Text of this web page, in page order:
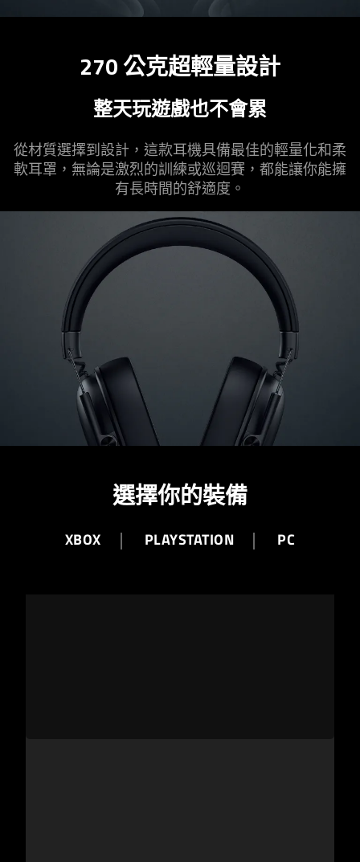
270 公克超輕量設計
整天玩遊戲也不會累
從材質選擇到設計，這款耳機具備最佳的輕量化和柔
軟耳罩，無論是激烈的訓練或巡迴賽，都能讓你能擁
有長時間的舒適度 。
選擇你的裝備
XBOX PLAYSTATION PC